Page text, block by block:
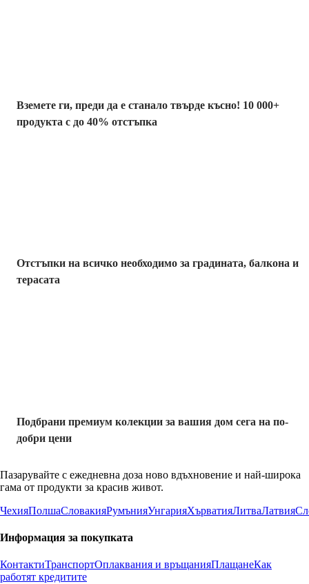
Вземете ги, преди да е станало твърде късно! 10 000+
продукта с до 40% отстъпка
Отстъпки на всичко необходимо за градината, балкона и
терасата
Подбрани премиум колекции за вашия дом сега на по-
добри цени
Пазарувайте с ежедневна доза ново вдъхновение и най-широка
гама от продукти за красив живот.
ЧехияПолшаСловакияРумънияУнгарияХърватияЛитваЛатвия
Информация за покупката
КонтактиТранспортОплаквания и връщанияПлащанеКак
работят кредитите